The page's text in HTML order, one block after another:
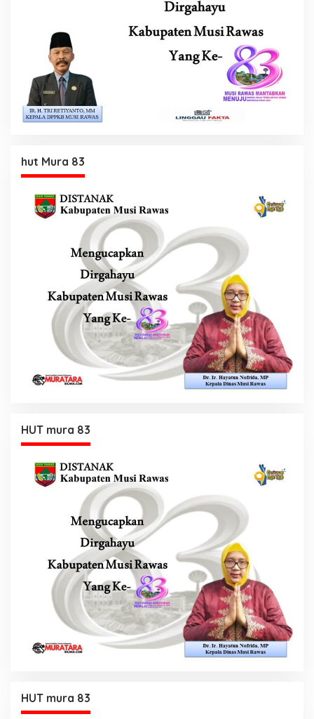
hut Mura 83
HUT mura 83
HUT mura 83